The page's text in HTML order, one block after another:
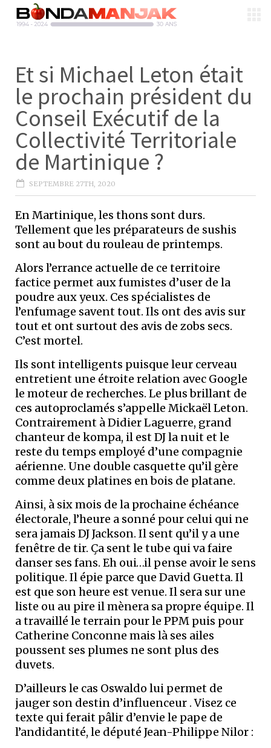
Et si Michael Leton était
le prochain président du
Conseil Exécutif de la
Collectivité Territoriale
de Martinique ?
SEPTEMBRE 27TH, 2020
En Martinique, les thons sont durs.
Tellement que les préparateurs de sushis
sont au bout du rouleau de printemps.
Alors l’errance actuelle de ce territoire
factice permet aux fumistes d’user de la
poudre aux yeux. Ces spécialistes de
l’enfumage savent tout. Ils ont des avis sur
tout et ont surtout des avis de zobs secs.
C’est mortel.
Ils sont intelligents puisque leur cerveau
entretient une étroite relation avec Google
le moteur de recherches. Le plus brillant de
ces autoproclamés s’appelle Mickaël Leton.
Contrairement à Didier Laguerre, grand
chanteur de kompa, il est DJ la nuit et le
reste du temps employé d’une compagnie
aérienne. Une double casquette qu’il gère
comme deux platines en bois de platane.
Ainsi, à six mois de la prochaine échéance
électorale, l’heure a sonné pour celui qui ne
sera jamais DJ Jackson. Il sent qu’il y a une
fenêtre de tir. Ça sent le tube qui va faire
danser ses fans. Eh oui…il pense avoir le sens
politique. Il épie parce que David Guetta. Il
est que son heure est venue. Il sera sur une
liste ou au pire il mènera sa propre équipe. Il
a travaillé le terrain pour le PPM puis pour
Catherine Conconne mais là ses ailes
poussent ses plumes ne sont plus des
duvets.
D’ailleurs le cas Oswaldo lui permet de
jauger son destin d’influenceur . Visez ce
texte qui ferait pâlir d’envie le pape de
l’andidantité, le député Jean-Philippe Nilor :